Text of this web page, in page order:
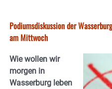
Podiumsdiskussion der
am Mittwoch
Wie wollen wir
morgen in
Wasserburg leben